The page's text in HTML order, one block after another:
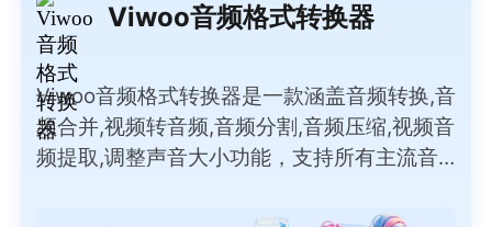
Viwoo音频格式转换器
Viwoo音频格式转换器是一款涵盖音频转换,音
频合并,视频转音频,音频分割,音频压缩,视频音
频提取,调整声音大小功能，支持所有主流音